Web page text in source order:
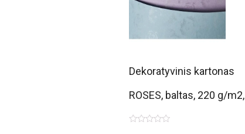
Dekoratyvinis kartonas
ROSES, baltas, 220 g/m2,
A4, 20 lapų